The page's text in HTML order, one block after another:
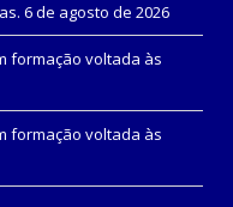
6 de agosto de 2026
formação voltada às
formação voltada às